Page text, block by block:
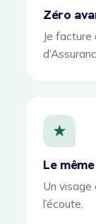
Zéro
Je
★
Le
Un visage
l’écoute.